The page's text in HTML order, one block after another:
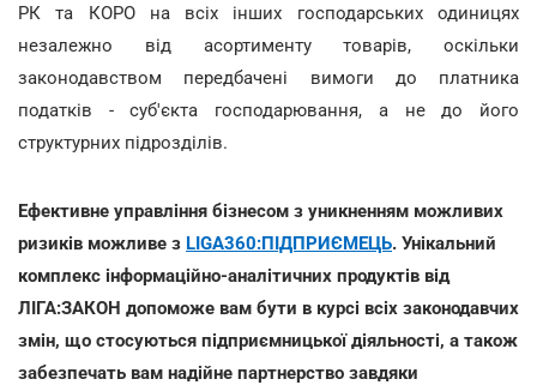
РК та КОРО на всіх інших господарських одиницях
незалежно від асортименту товарів, оскільки
законодавством передбачені вимоги до платника
податків - суб'єкта господарювання, а не до його
структурних підрозділів.
Ефективне управління бізнесом з уникненням можливих
ризиків можливе з LIGA360:ПІДПРИЄМЕЦЬ. Унікальний
комплекс інформаційно-аналітичних продуктів від
ЛІГА:ЗАКОН допоможе вам бути в курсі всіх законодавчих
змін, що стосуються підприємницької діяльності, а також
забезпечать вам надійне партнерство завдяки